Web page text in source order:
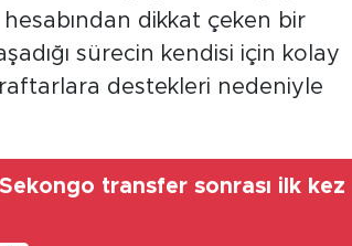
dikkat çeken bir
sürecin kendisi için kolay
destekleri nedeniyle
transfer sonrası ilk kez